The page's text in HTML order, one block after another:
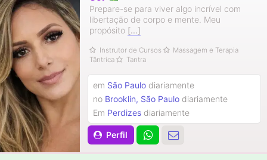
Prepare-se para viver algo incrível com
libertação de corpo e mente. Meu
propósito [...]
Instrutor de Cursos
Massagem e Terapia
Tântrica
Tantra
Perfil
em São Paulo diariamente
no Brooklin, São Paulo diariamente
Em Perdizes diariamente